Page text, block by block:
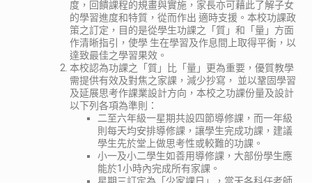
度，回饋課程的規畫與實施，家長亦可藉此了解子女
的學習進度和特質，從而作出 適時支援。本校功課政
策之訂定，目的是從學生功課之「質」和「量」方面
作清晰指引，使學 生在學習及作息間上取得平衡，以
達致最佳之學習果效。
本校認為功課之「質」比「量」更為重要，優質教學
需提供有效及對焦之家課，減少抄寫， 並以鞏固學習
及延展思考作課業設計方向，本校之功課份量及設計
以下列各項為準則：
二至六年級一星期共設四節導修課，而一年級
則每天均安排導修課，讓學生完成功課，建議
學生先於堂上做思考性或較難的功課。
小一及小二學生如善用導修課，大部份學生應
能於1小時內完成所有家課。